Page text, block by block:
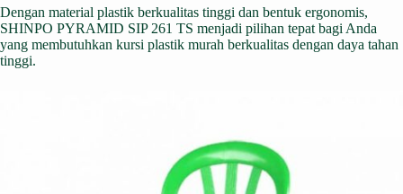
Dengan material plastik berkualitas tinggi dan bentuk ergonomis,
SHINPO PYRAMID SIP 261 TS menjadi pilihan tepat bagi Anda
yang membutuhkan kursi plastik murah berkualitas dengan daya tahan
tinggi.